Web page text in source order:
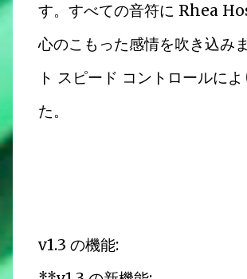
す。すべての音符に Rhea
心のこもった感情を吹き込み
ト スピード コントロールに
た。
v1.3 の機能: